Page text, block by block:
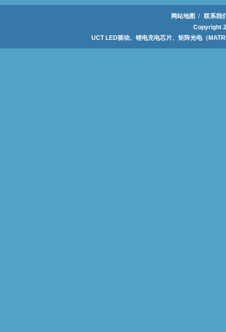
网站地图 /
联系我
Copyright
UCT LED驱动、锂电充电芯片、矩阵光电（